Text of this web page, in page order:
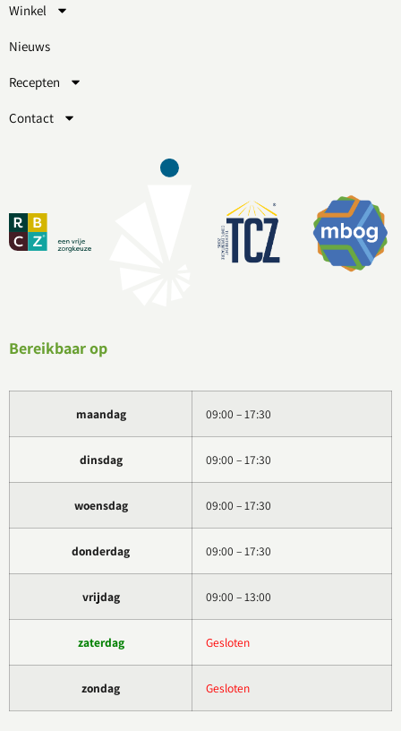
Winkel
Nieuws
Recepten
Contact
Bereikbaar op
maandag 09:00 – 17:30
dinsdag 09:00 – 17:30
woensdag 09:00 – 17:30
donderdag 09:00 – 17:30
vrijdag 09:00 – 13:00
zaterdag Gesloten
zondag Gesloten